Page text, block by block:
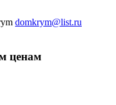
domkrym@list.ru
ценам